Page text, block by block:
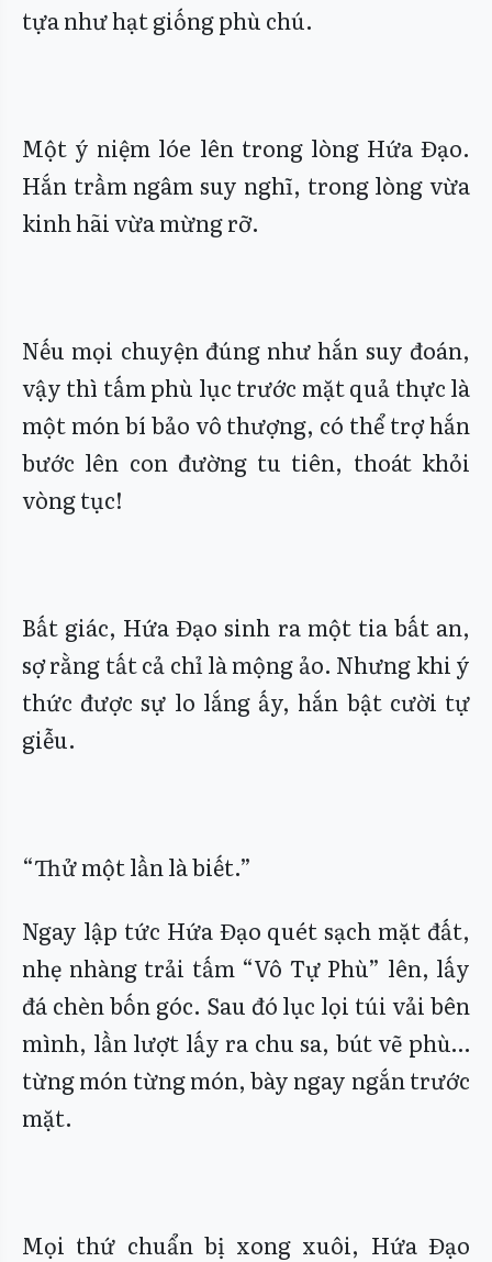
tựa như hạt giống phù chú.
Một ý niệm lóe lên trong lòng Hứa Đạo.
Hắn trầm ngâm suy nghĩ, trong lòng vừa
kinh hãi vừa mừng rỡ.
Nếu mọi chuyện đúng như hắn suy đoán,
vậy thì tấm phù lục trước mặt quả thực là
một món bí bảo vô thượng, có thể trợ hắn
bước lên con đường tu tiên, thoát khỏi
vòng tục!
Bất giác, Hứa Đạo sinh ra một tia bất an,
sợ rằng tất cả chỉ là mộng ảo. Nhưng khi ý
thức được sự lo lắng ấy, hắn bật cười tự
giễu.
“Thử một lần là biết.”
Ngay lập tức Hứa Đạo quét sạch mặt đất,
nhẹ nhàng trải tấm “Vô Tự Phù” lên, lấy
đá chèn bốn góc. Sau đó lục lọi túi vải bên
mình, lần lượt lấy ra chu sa, bút vẽ phù…
từng món từng món, bày ngay ngắn trước
mặt.
Mọi thứ chuẩn bị xong xuôi, Hứa Đạo